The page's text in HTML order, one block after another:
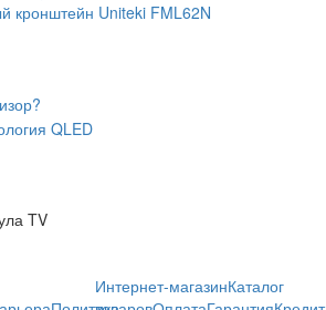
кронштейн Uniteki FML62N
TV
Интернет-магазинКаталог